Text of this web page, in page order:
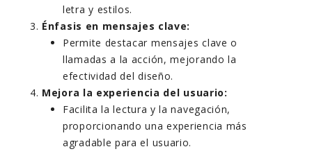
letra y estilos.
Énfasis en mensajes clave:
Permite destacar mensajes clave o
llamadas a la acción, mejorando la
efectividad del diseño.
Mejora la experiencia del usuario:
Facilita la lectura y la navegación,
proporcionando una experiencia más
agradable para el usuario.